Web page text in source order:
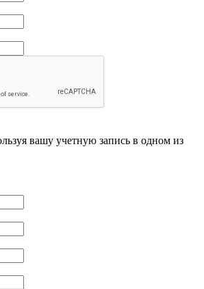
вашу учетную запись в одном из